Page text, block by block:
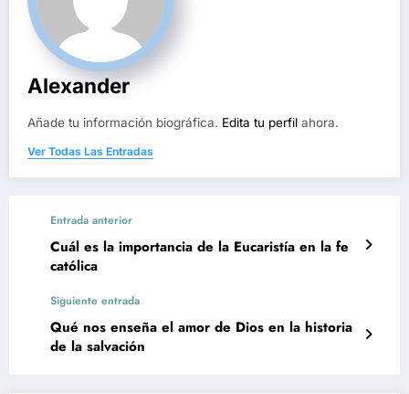
Alexander
Añade tu información biográfica. Edita tu perfil ahora.
Ver Todas Las Entradas
Entrada anterior
Cuál es la importancia de la Eucaristía en la fe
católica
Siguiente entrada
Qué nos enseña el amor de Dios en la historia
de la salvación